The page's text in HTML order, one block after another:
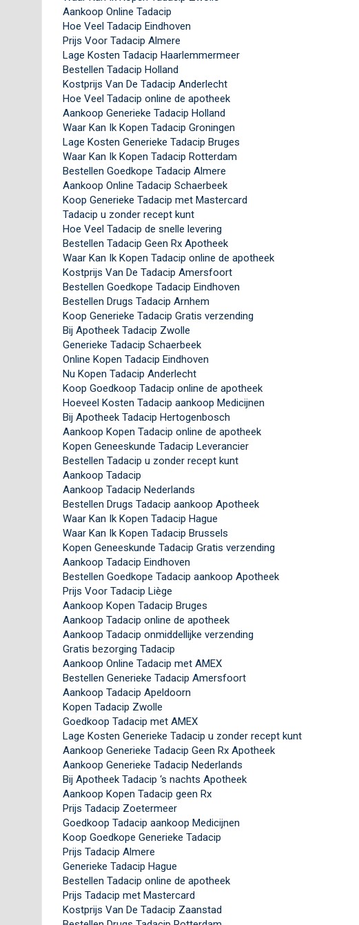
Aankoop Online Tadacip
Hoe Veel Tadacip Eindhoven
Prijs Voor Tadacip Almere
Lage Kosten Tadacip Haarlemmermeer
Bestellen Tadacip Holland
Kostprijs Van De Tadacip Anderlecht
Hoe Veel Tadacip online de apotheek
Aankoop Generieke Tadacip Holland
Waar Kan Ik Kopen Tadacip Groningen
Lage Kosten Generieke Tadacip Bruges
Waar Kan Ik Kopen Tadacip Rotterdam
Bestellen Goedkope Tadacip Almere
Aankoop Online Tadacip Schaerbeek
Koop Generieke Tadacip met Mastercard
Tadacip u zonder recept kunt
Hoe Veel Tadacip de snelle levering
Bestellen Tadacip Geen Rx Apotheek
Waar Kan Ik Kopen Tadacip online de apotheek
Kostprijs Van De Tadacip Amersfoort
Bestellen Goedkope Tadacip Eindhoven
Bestellen Drugs Tadacip Arnhem
Koop Generieke Tadacip Gratis verzending
Bij Apotheek Tadacip Zwolle
Generieke Tadacip Schaerbeek
Online Kopen Tadacip Eindhoven
Nu Kopen Tadacip Anderlecht
Koop Goedkoop Tadacip online de apotheek
Hoeveel Kosten Tadacip aankoop Medicijnen
Bij Apotheek Tadacip Hertogenbosch
Aankoop Kopen Tadacip online de apotheek
Kopen Geneeskunde Tadacip Leverancier
Bestellen Tadacip u zonder recept kunt
Aankoop Tadacip
Aankoop Tadacip Nederlands
Bestellen Drugs Tadacip aankoop Apotheek
Waar Kan Ik Kopen Tadacip Hague
Waar Kan Ik Kopen Tadacip Brussels
Kopen Geneeskunde Tadacip Gratis verzending
Aankoop Tadacip Eindhoven
Bestellen Goedkope Tadacip aankoop Apotheek
Prijs Voor Tadacip Liège
Aankoop Kopen Tadacip Bruges
Aankoop Tadacip online de apotheek
Aankoop Tadacip onmiddellijke verzending
Gratis bezorging Tadacip
Aankoop Online Tadacip met AMEX
Bestellen Generieke Tadacip Amersfoort
Aankoop Tadacip Apeldoorn
Kopen Tadacip Zwolle
Goedkoop Tadacip met AMEX
Lage Kosten Generieke Tadacip u zonder recept kunt
Aankoop Generieke Tadacip Geen Rx Apotheek
Aankoop Generieke Tadacip Nederlands
Bij Apotheek Tadacip ‘s nachts Apotheek
Aankoop Kopen Tadacip geen Rx
Prijs Tadacip Zoetermeer
Goedkoop Tadacip aankoop Medicijnen
Koop Goedkope Generieke Tadacip
Prijs Tadacip Almere
Generieke Tadacip Hague
Bestellen Tadacip online de apotheek
Prijs Tadacip met Mastercard
Kostprijs Van De Tadacip Zaanstad